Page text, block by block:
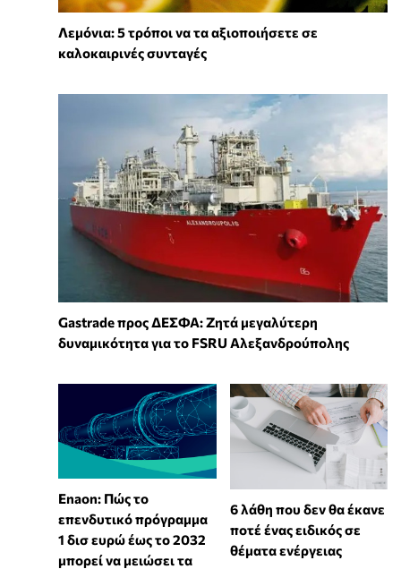
Λεμόνια: 5 τρόποι να τα αξιοποιήσετε σε
καλοκαιρινές συνταγές
Gastrade προς ΔΕΣΦΑ: Ζητά μεγαλύτερη
δυναμικότητα για το FSRU Αλεξανδρούπολης
Enaon: Πώς το
επενδυτικό πρόγραμμα
1 δισ ευρώ έως το 2032
μπορεί να μειώσει τα
6 λάθη που δεν θα έκανε
ποτέ ένας ειδικός σε
θέματα ενέργειας